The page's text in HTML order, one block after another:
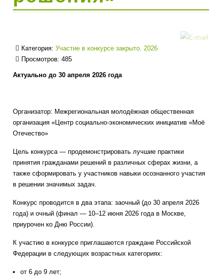
Категория:Участие в конкурсе закрыто. 2026
Просмотров: 485
Актуально до 30 апреля 2026 года
Организатор: Межрегиональная молодёжная общественная
организация «Центр социально-экономических инициатив «Моё
Отечество»
Цель конкурса — продемонстрировать лучшие практики
принятия гражданами решений в различных сферах жизни, а
также сформировать у участников навыки осознанного участия
в решении значимых задач.
Конкурс проводится в два этапа: заочный (до 30 апреля 2026
года) и очный (финал — 10–12 июня 2026 года в Москве,
приурочен ко Дню России).
К участию в конкурсе приглашаются граждане Российской
Федерации в следующих возрастных категориях:
от 6 до 9 лет;